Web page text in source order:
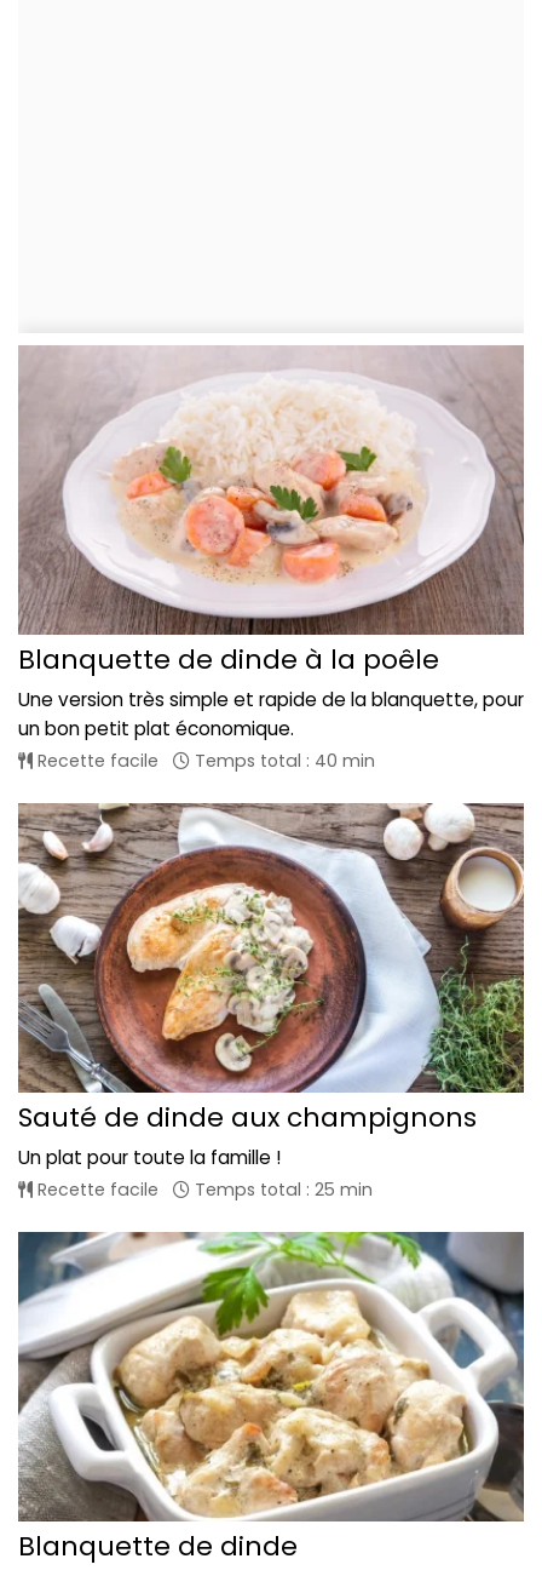
Blanquette de dinde à la poêle
Une version très simple et rapide de la blanquette, pour
un bon petit plat économique.
Recette facile Temps total : 40 min
Sauté de dinde aux champignons
Un plat pour toute la famille !
Recette facile Temps total : 25 min
Blanquette de dinde